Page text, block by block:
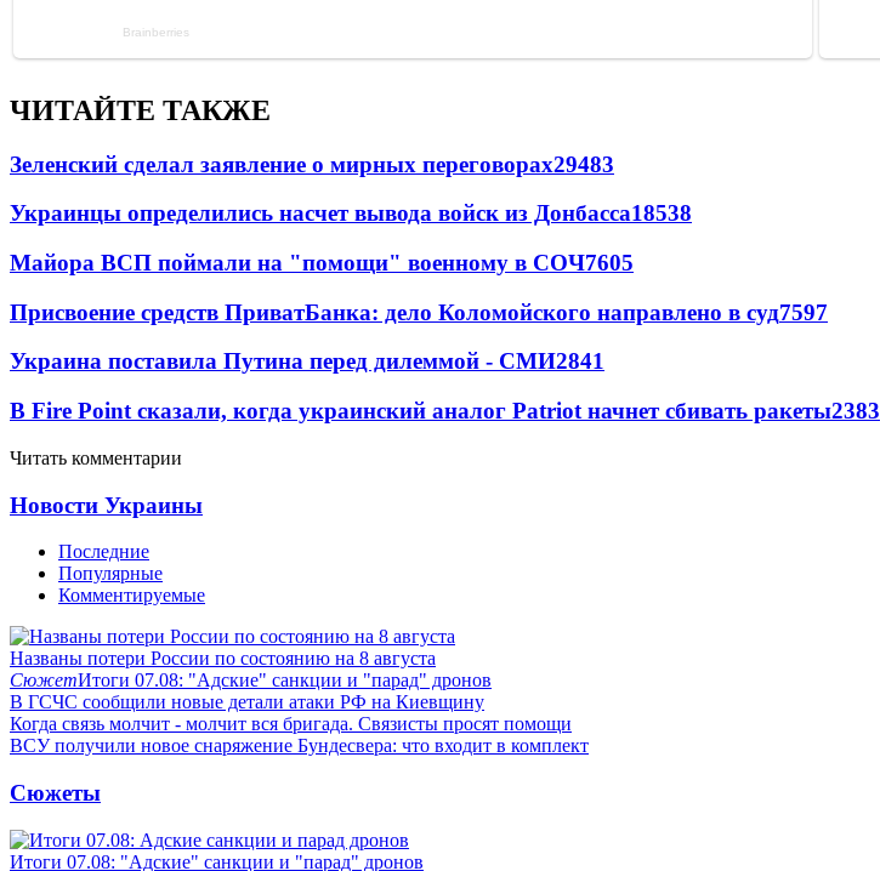
ЧИТАЙТЕ ТАКЖЕ
Зеленский сделал заявление о мирных переговорах29483
Украинцы определились насчет вывода войск из Донбасса18538
Майора ВСП поймали на "помощи" военному в СОЧ7605
Присвоение средств ПриватБанка: дело Коломойского направлено в суд7597
Украина поставила Путина перед дилеммой - СМИ2841
В Fire Point сказали, когда украинский аналог Patriot начнет сбивать ракеты2383
Читать комментарии
Новости Украины
Последние
Популярные
Комментируемые
Названы потери России по состоянию на 8 августа
СюжетИтоги 07.08: "Адские" санкции и "парад" дронов
В ГСЧС сообщили новые детали атаки РФ на Киевщину
Когда связь молчит - молчит вся бригада. Связисты просят помощи
ВСУ получили новое снаряжение Бундесвера: что входит в комплект
Сюжеты
Итоги 07.08: "Адские" санкции и "парад" дронов